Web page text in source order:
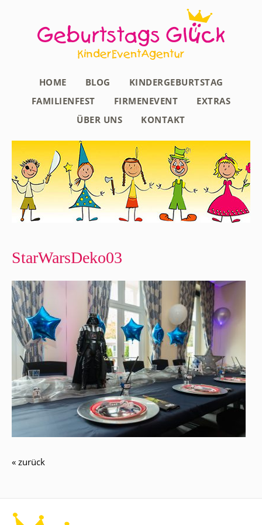
HOME BLOG
KINDERGEBURTSTAG
FAMILIENFEST
FIRMENEVENT
EXTRAS
ÜBER UNS
KONTAKT
StarWarsDeko03
« zurück